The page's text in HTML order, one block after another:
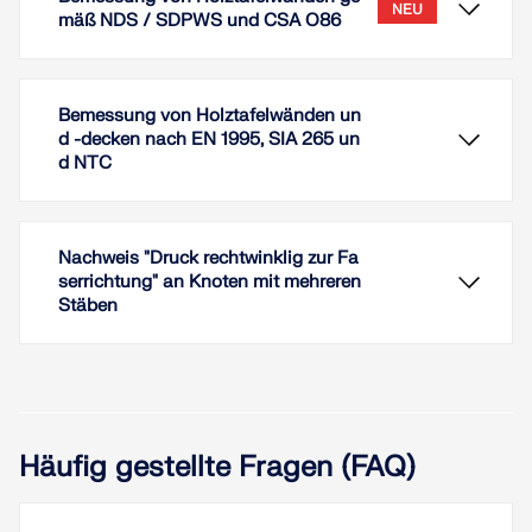
mäß NDS / SDPWS und CSA O86
NEU
Normen NDS und SDPWS sowie der kanadischen
Norm CSA O86 bemessen.
Bemessung von Holztafelwänden un
d -decken nach EN 1995, SIA 265 un
d NTC
Nachweis "Druck rechtwinklig zur Fa
serrichtung" an Knoten mit mehreren
Stäben
Häufig gestellte Fragen (FAQ)